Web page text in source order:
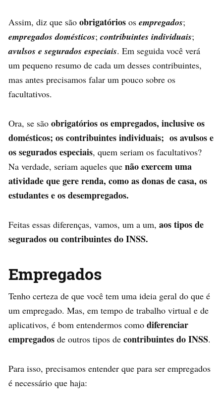
Assim, diz que são obrigatórios os empregados;
empregados domésticos; contribuintes individuais;
avulsos e segurados especiais. Em seguida você verá
um pequeno resumo de cada um desses contribuintes,
mas antes precisamos falar um pouco sobre os
facultativos.
Ora, se são obrigatórios os empregados, inclusive os
domésticos; os contribuintes individuais; os avulsos e
os segurados especiais, quem seriam os facultativos?
Na verdade, seriam aqueles que não exercem uma
atividade que gere renda, como as donas de casa, os
estudantes e os desempregados.
Feitas essas diferenças, vamos, um a um, aos tipos de
segurados ou contribuintes do INSS.
Empregados
Tenho certeza de que você tem uma ideia geral do que é
um empregado. Mas, em tempo de trabalho virtual e de
aplicativos, é bom entendermos como diferenciar
empregados de outros tipos de contribuintes do INSS.
Para isso, precisamos entender que para ser empregados
é necessário que haja: